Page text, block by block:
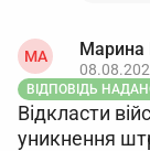
МА Марина
ВІДПОВІДЬ
Відкласти
уникнення